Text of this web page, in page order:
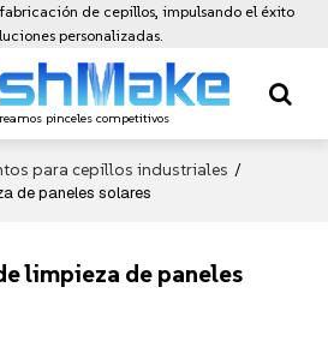
de cepillos, impulsando el éxito
personalizadas.
pinceles competitivos
para cepillos industriales /
de paneles solares
limpieza de paneles